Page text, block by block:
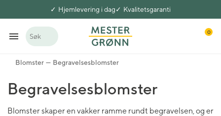
Hjemlevering i dag Kvalitetsgaranti
Søk
0
Blomster Begravelsesblomster
Begravelsesblomster
Blomster skaper en vakker ramme rundt begravelsen, og er